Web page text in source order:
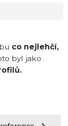
co nejlehčí,
byl jako